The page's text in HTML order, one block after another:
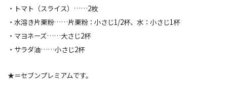
・トマト（スライス）……2枚
・水溶き片栗粉……片栗粉：小さじ1/2杯、水：小さじ1杯
・マヨネーズ……大さじ2杯
・サラダ油……小さじ2杯
★＝セブンプレミアムです。